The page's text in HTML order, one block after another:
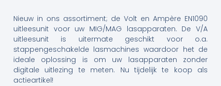
Nieuw in ons assortiment; de Volt en Ampère EN1090
uitleesunit voor uw MIG/MAG lasapparaten. De V/A
uitleesunit is uitermate geschikt voor o.a.
stappengeschakelde lasmachines waardoor het de
ideale oplossing is om uw lasapparaten zonder
digitale uitlezing te meten. Nu tijdelijk te koop als
actieartikel!